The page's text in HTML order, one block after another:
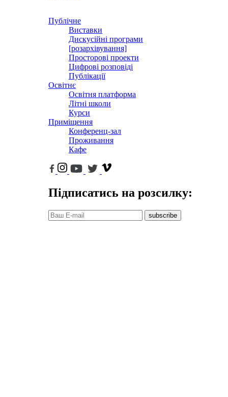
Публічне
Виставки
Дискусійні програми
[розархівування]
Просторові проекти
Цифрові розповіді
Публікації
Освітнє
Освітня платформа
Літні школи
Курси
Приміщення
Конференц-зал
Проживання
Кафе
Підписатись на розсилку:
subscribe